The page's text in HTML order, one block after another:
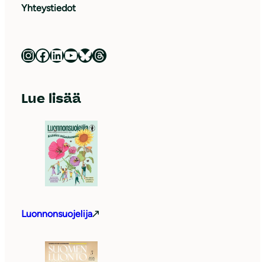
Yhteystiedot
Luonnonsuojeluliitto Instagramissa Luonnonsuojeluliitto Facebookissa Luonnonsuojeluliitto LinkedInissä Luonnonsuojeluliiton YouTube-kanava Luonnonsuojeluliitto Blueskyssa Luonnonsuojeluliitto Threadsissa
Lue lisää
Luonnonsuojelija